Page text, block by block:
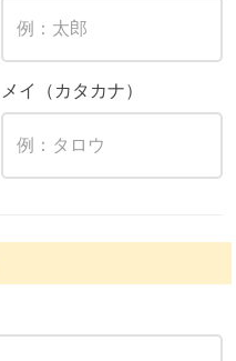
メイ（カタカナ）